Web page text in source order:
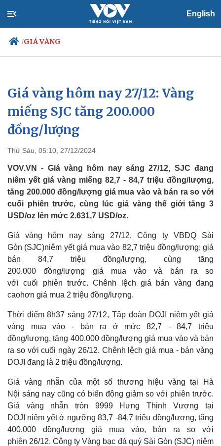
English
/GIÁ VÀNG
Chính trị
Đảng
Tổ chức nhân sự
Quốc hội
Nhận diện sự thật
Xã hội
Tin 24h
Dự báo thời tiết
Giá vàng hôm nay 27/12: Vàng
miếng SJC tăng 200.000
đồng/lượng
Thứ Sáu, 05:10, 27/12/2024
VOV.VN - Giá vàng hôm nay sáng 27/12, SJC đang
niêm yết giá vàng miếng 82,7 - 84,7 triệu đồng/lượng,
tăng 200.000 đồng/lượng giá mua vào và bán ra so với
cuối phiên trước, cùng lúc giá vàng thế giới tăng 3
USD/oz lên mức 2.631,7 USD/oz.
Giá vàng hôm nay sáng 27/12, Công ty VBĐQ Sài
Gòn (SJC)niêm yết giá mua vào 82,7 triệu đồng/lượng; giá
bán 84,7 triệu đồng/lượng, cùng tăng
200.000 đồng/lượng giá mua vào và bán ra so
với cuối phiên trước. Chênh lệch giá bán vàng đang
caohơn giá mua 2 triệu đồng/lượng.
Thời điểm 8h37 sáng 27/12, Tập đoàn DOJI niêm yết giá
vàng mua vào - bán ra ở mức 82,7 - 84,7 triệu
đồng/lượng, tăng 400.000 đồng/lượng giá mua vào và bán
ra so với cuối ngày 26/12. Chênh lệch giá mua - bán vàng
DOJI đang là 2 triệu đồng/lượng.
Giá vàng nhẫn của một số thương hiệu vàng tại Hà
Nội sáng nay cũng có biến động giảm so với phiên trước.
Giá vàng nhẫn tròn 9999 Hưng Thịnh Vượng tại
DOJI niêm yết ở ngưỡng 83,7 -84,7 triệu đồng/lượng, tăng
400.000 đồng/lượng giá mua vào, bán ra so với
phiên 26/12. Công ty Vàng bạc đá quý Sài Gòn (SJC) niêm